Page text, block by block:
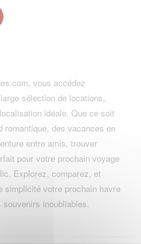
vous accédez
sélection de locations,
idéale. Que ce soit
romantique, des vacances en
entre amis, trouver
pour votre prochain voyage
Explorez, comparez, et
simplicité votre prochain havre
inoubliables.